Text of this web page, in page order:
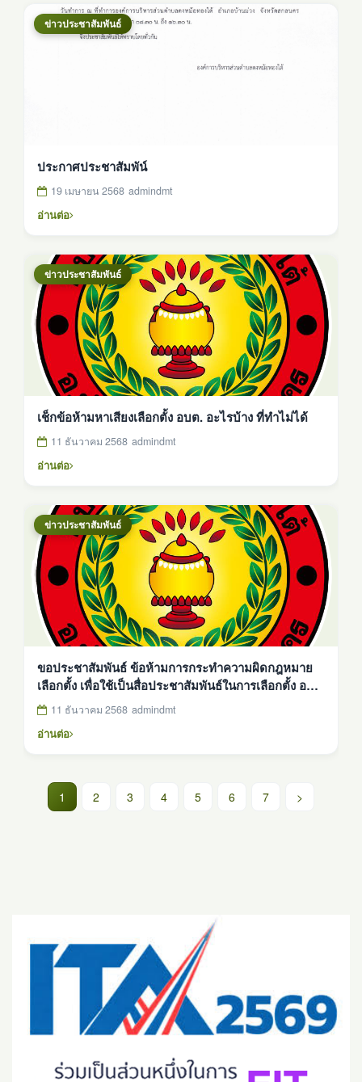
ข่าวประชาสัมพันธ์
ประกาศประชาสัมพัน์
19 เมษายน 2568 admindmt
อ่านต่อ
ข่าวประชาสัมพันธ์
เช็กข้อห้ามหาเสียงเลือกตั้ง อบต. อะไรบ้าง ที่ทำไม่ได้
11 ธันวาคม 2568 admindmt
อ่านต่อ
ข่าวประชาสัมพันธ์
ขอประชาสัมพันธ์ ข้อห้ามการกระทำความผิดกฎหมาย
เลือกตั้ง เพื่อใช้เป็นสื่อประชาสัมพันธ์ในการเลือกตั้ง อบต
https://youtube.com/playlist?
11 ธันวาคม 2568 admindmt
อ่านต่อ
1 (current)
2 3 4 5 6 7 >